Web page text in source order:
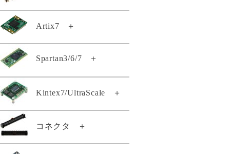
TE0807-04-7DE81-A
TE0808-05-9GI21-A
TE0808-05-9GI21-AS
TE0808-05-9GI21-E
TE0808-05-9GI81-E
TE0808-05-9GI81-EK
TE0808-05-BBE21-AS
TE0808-05-BBE21-AZ
TE0808-05-BBE81-E
TE0820-05-2BI81MA
TE0820-05-2BI81ML
TE0820-05-3AE21MA
TE0820-05-3AE81MA
TE0820-05-3BE21MA
TE0820-05-3BE81MA
TE0820-05-3BE81ML
TE0820-05-3BI81ML
TE0820-05-4AE81MA
TE0813-02-3AE81-A
TE0813-02-3BE81-A
TE0813-02-3BE81-AS
TE0813-02-4AE81-A
TE0813-02-4BE81-A
TE0813-02-4BE81-AK
TE0813-02-4DE81-A
TE0813-02-5DE81-A
TE0813-02-5DI81-A
TE0720-04-31C33MA
TE0720-04-61C33MA
TE0720-04-61C33MAS
TE0720-04-61C33RA
TE0720-04-61C530A
TE0720-04-61Q33MA
TE0720-04-61Q33ML
TE0720-04-61Q86PL
TE0720-04-62I33ML
TE0726-04-41C94-A
Zynqberryスタータキット・ライ
TE0745-02-72I33-A
TE0745-02-92I31-F
TE0745-03-71I31-A
TE0745-03-71I31-AK
TE0745-03-72I31-A
TE0745-03-81C31-A
TE0745-03-82I31-A
TE0745-03-91C31-A
TE0745-03-92I31-A
TE0722-02-07S-1C
TE0722-04-41C-4-A
TE0722-04-41I-4-A
TE0723-03-11C64-A
TE0723-03-41C64-A
TE0723-03M
TE0724-04-41I32-A
TE0724-04-41I33-A
Artix7 ＋
TE0714-02-50-2I
TE0710-03-42C21-A
TE0710-03-42I21-A
TE0710-03-72C21-A
TE0710-03-72I21-A
TE0711-02-42C-1-A
Spartan3/6/7 ＋
TE0140-04A
TE0140-04BA
TE0143-01
TE0146-00
Kintex7/UltraScale ＋
TE0741-04-D2C-1-A
TE0741-04-G2C-1-A
コネクタ ＋